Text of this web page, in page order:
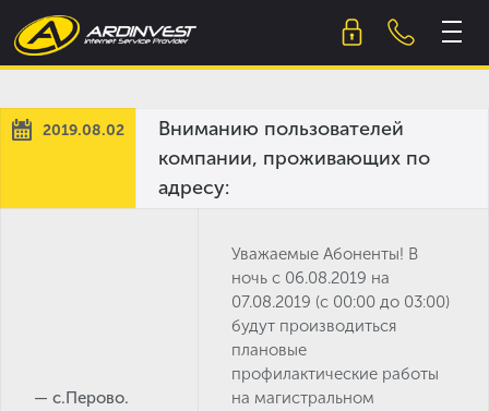
to
content
2019.08.02
Вниманию пользователей
компании, проживающих по
адресу:
— с.Перово.
Уважаемые Абоненты! В
ночь с 06.08.2019 на
07.08.2019 (с 00:00 до 03:00)
будут производиться
плановые
профилактические работы
на магистральном